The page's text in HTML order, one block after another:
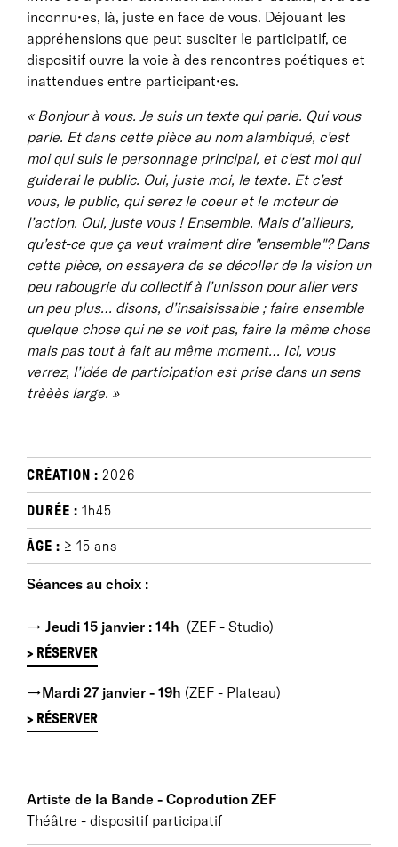
inconnu•es, là, juste en face de vous. Déjouant les
appréhensions que peut susciter le participatif, ce
dispositif ouvre la voie à des rencontres poétiques et
inattendues entre participant•es.
« Bonjour à vous. Je suis un texte qui parle. Qui vous
parle. Et dans cette pièce au nom alambiqué, c’est
moi qui suis le personnage principal, et c’est moi qui
guiderai le public. Oui, juste moi, le texte. Et c’est
vous, le public, qui serez le coeur et le moteur de
l’action. Oui, juste vous ! Ensemble. Mais d’ailleurs,
qu’est-ce que ça veut vraiment dire "ensemble"? Dans
cette pièce, on essayera de se décoller de la vision un
peu rabougrie du collectif à l’unisson pour aller vers
un peu plus… disons, d’insaisissable ; faire ensemble
quelque chose qui ne se voit pas, faire la même chose
mais pas tout à fait au même moment… Ici, vous
verrez, l’idée de participation est prise dans un sens
trèèès large. »
CRÉATION : 2026
DURÉE : 1h45
ÂGE : ≥ 15 ans
Séances au choix :
→ Jeudi 15 janvier : 14h (ZEF - Studio)
> RÉSERVER
→Mardi 27 janvier - 19h (ZEF - Plateau)
> RÉSERVER
Artiste de la Bande - Coprodution ZEF
Théâtre - dispositif participatif